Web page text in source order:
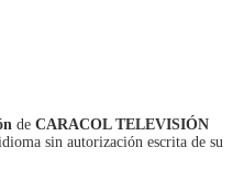
de CARACOL TELEVISIÓN
sin autorización escrita de su